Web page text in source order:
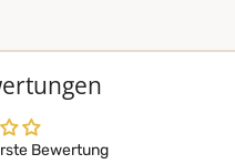
Bewertung